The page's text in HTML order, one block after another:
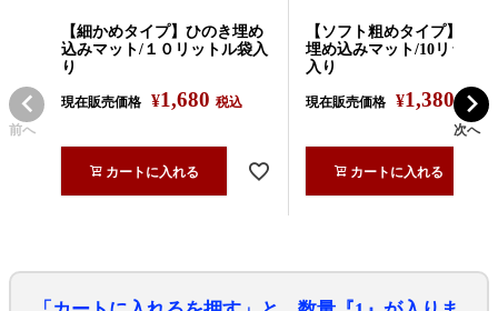
前へ
【細かめタイプ】ひのき埋め
込みマット/１０リットル袋入
り
現在販売価格 ¥1,680 税込
カートに入れる
【ソフト粗めタイプ】ひの
埋め込みマット/10リット
入り
現在販売価格 ¥1,380 税込
カートに入れる
次へ